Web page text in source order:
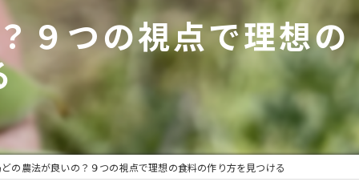
親子
セカンドライフ
ライフスタイル
オンラインセミナー
９つの視点で理想の
の農法が良いの？９つの視点で理想の食料の作り方を見つける